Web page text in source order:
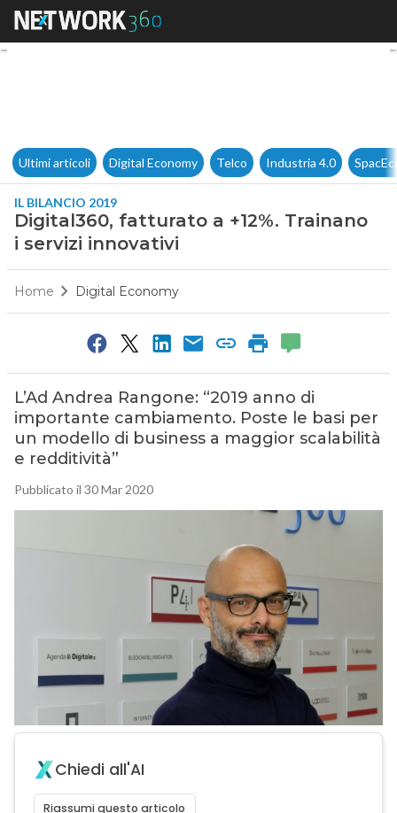
Digital360, fatturato a +12%.
Ultimi articoli Digital Economy Telco Industria 4.0
IL BILANCIO 2019
Digital360, fatturato a +12%. Trainano
i servizi innovativi
Home Digital Economy
L’Ad Andrea Rangone: “2019 anno di
importante cambiamento. Poste le basi per
un modello di business a maggior scalabilità
e redditività”
Pubblicato il 30 Mar 2020
Chiedi all'AI
Riassumi questo articolo